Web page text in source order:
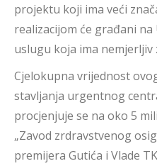
projektu koji ima veći
realizacijom će građani
uslugu koja ima nemjerljiv
Cjelokupna vrijednost
stavljanja urgentnog
procjenjuje se na oko 5
„Zavod zrdravstvenog
premijera Gutića i Vlade